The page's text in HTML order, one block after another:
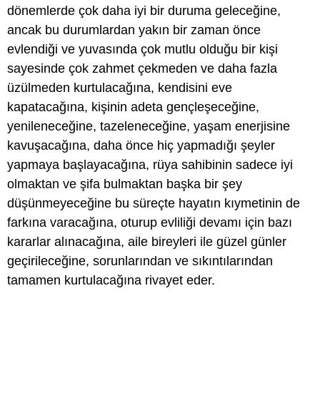
dönemlerde çok daha iyi bir duruma geleceğine,
ancak bu durumlardan yakın bir zaman önce
evlendiği ve yuvasında çok mutlu olduğu bir kişi
sayesinde çok zahmet çekmeden ve daha fazla
üzülmeden kurtulacağına, kendisini eve
kapatacağına, kişinin adeta gençleşeceğine,
yenileneceğine, tazeleneceğine, yaşam enerjisine
kavuşacağına, daha önce hiç yapmadığı şeyler
yapmaya başlayacağına, rüya sahibinin sadece iyi
olmaktan ve şifa bulmaktan başka bir şey
düşünmeyeceğine bu süreçte hayatın kıymetinin de
farkına varacağına, oturup evliliği devamı için bazı
kararlar alınacağına, aile bireyleri ile güzel günler
geçirileceğine, sorunlarından ve sıkıntılarından
tamamen kurtulacağına rivayet eder.